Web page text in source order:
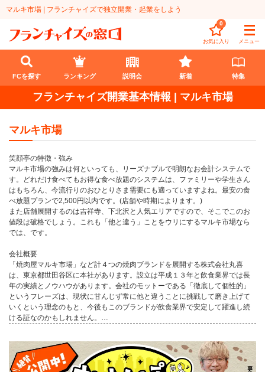
マルキ市場 | フランチャイズで独立開業・起業をしよう
お気に入り
0
メニュー
FCを探す
業種
代理店業
教育・保育業
飲食・菓子業
サービス業
無店舗系
小売業
介護・福祉業
海外FC本部
開業資金
1円〜100万円
101万円～300万円
301万円～500万円
501万円～1000万円
1001万円以上
エリア
北海道
東北
甲信越・北陸
関東
東海
四国
ランキング
介護
塾
飲食
リペアクリーニング
100万以下で開業
イベント
お役立ち情報コラム
会員登録 ログイン
FCを探す ランキング 説明会 新着 特集
フランチャイズ開業基本情報 | マルキ市場
マルキ市場
笑顔亭の特徴・強み
マルキ市場の強みは何といっても、リーズナブルで明朗なお会計システムで
す。どれだけ食べてもお得な食べ放題のシステムは、ファミリーや学生さん
はもちろん、今流行りのおひとりさま需要にも適っていますよね。最安の食
べ放題プランで2,500円以内です。(店舗や時期によります。)
また店舗展開するのは吉祥寺、下北沢と人気エリアですので、そこでこのお
値段は破格でしょう。これも「他と違う」ことをウリにするマルキ市場なら
では、です。
会社概要
「焼肉屋マルキ市場」など計４つの焼肉ブランドを展開する株式会社丸喜
は、東京都世田谷区に本社があります。設立は平成１３年と飲食業界では長
年の実績とノウハウがあります。会社のモットーである「徹底して個性的」
というフレーズは、現状に甘んじず常に他と違うことに挑戦して磨き上げて
いくという理念のもと、今後もこのブランドが飲食業界で安定して躍進し続
ける証なのかもしれません。…